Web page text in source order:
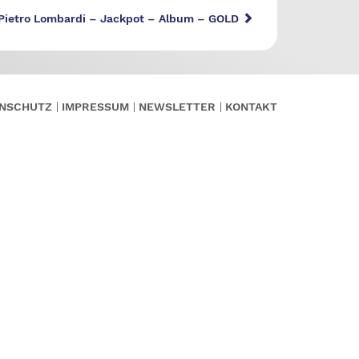
Lombardi – Jackpot – Album – GOLD
IMPRESSUM NEWSLETTER KONTAKT